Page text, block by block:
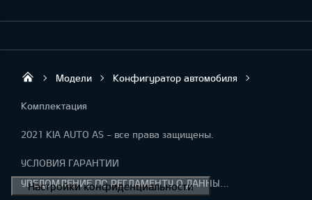
KIA AUTO AS
Модели Конфигуратор автомобиля
Комплектация
2021 KIA AUTO AS - все права защищены.
УСЛОВИЯ ГАРАНТИИ